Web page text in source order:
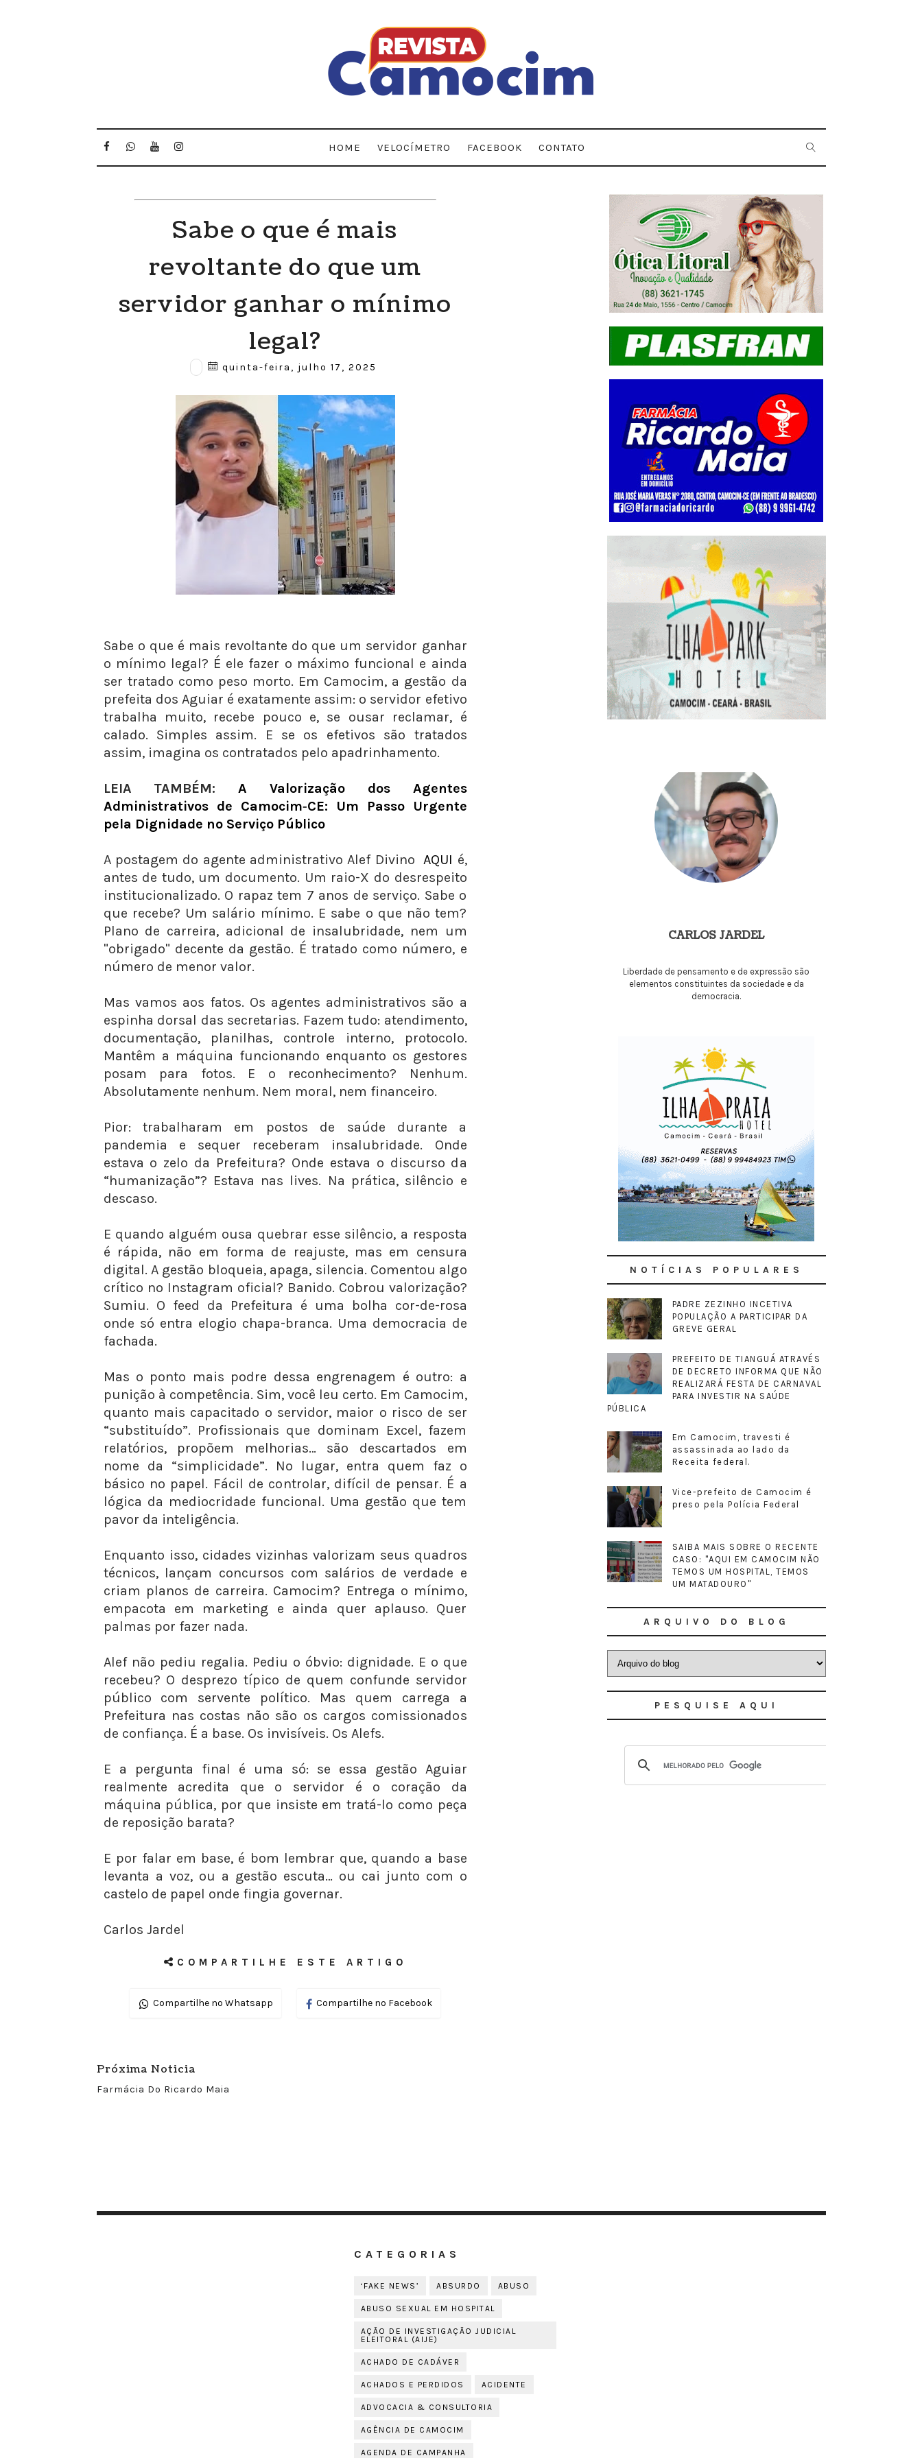
HOME VELOCÍMETRO FACEBOOK CONTATO
Sabe o que é mais
revoltante do que um
servidor ganhar o mínimo
legal?
quinta-feira, julho 17, 2025
Sabe o que é mais revoltante do que um servidor ganhar
o mínimo legal? É ele fazer o máximo funcional e ainda
ser tratado como peso morto. Em Camocim, a gestão da
prefeita dos Aguiar é exatamente assim: o servidor efetivo
trabalha muito, recebe pouco e, se ousar reclamar, é
calado. Simples assim. E se os efetivos são tratados
assim, imagina os contratados pelo apadrinhamento.
LEIA TAMBÉM:A Valorização dos Agentes
Administrativos de Camocim‑CE: Um Passo Urgente
pela Dignidade no Serviço Público
A postagem do agente administrativo Alef DivinoAQUI é,
antes de tudo, um documento. Um raio-X do desrespeito
institucionalizado. O rapaz tem 7 anos de serviço. Sabe o
que recebe? Um salário mínimo. E sabe o que não tem?
Plano de carreira, adicional de insalubridade, nem um
"obrigado" decente da gestão. É tratado como número, e
número de menor valor.
Mas vamos aos fatos. Os agentes administrativos são a
espinha dorsal das secretarias. Fazem tudo: atendimento,
documentação, planilhas, controle interno, protocolo.
Mantêm a máquina funcionando enquanto os gestores
posam para fotos. E o reconhecimento? Nenhum.
Absolutamente nenhum. Nem moral, nem financeiro.
Pior: trabalharam em postos de saúde durante a
pandemia e sequer receberam insalubridade. Onde
estava o zelo da Prefeitura? Onde estava o discurso da
“humanização”? Estava nas lives. Na prática, silêncio e
descaso.
E quando alguém ousa quebrar esse silêncio, a resposta
é rápida, não em forma de reajuste, mas em censura
digital. A gestão bloqueia, apaga, silencia. Comentou algo
crítico no Instagram oficial? Banido. Cobrou valorização?
Sumiu. O feed da Prefeitura é uma bolha cor-de-rosa
onde só entra elogio chapa-branca. Uma democracia de
fachada.
Mas o ponto mais podre dessa engrenagem é outro: a
punição à competência. Sim, você leu certo. Em Camocim,
quanto mais capacitado o servidor, maior o risco de ser
“substituído”. Profissionais que dominam Excel, fazem
relatórios, propõem melhorias… são descartados em
nome da “simplicidade”. No lugar, entra quem faz o
básico no papel. Fácil de controlar, difícil de pensar. É a
lógica da mediocridade funcional. Uma gestão que tem
pavor da inteligência.
Enquanto isso, cidades vizinhas valorizam seus quadros
técnicos, lançam concursos com salários de verdade e
criam planos de carreira. Camocim? Entrega o mínimo,
empacota em marketing e ainda quer aplauso. Quer
palmas por fazer nada.
Alef não pediu regalia. Pediu o óbvio: dignidade. E o que
recebeu? O desprezo típico de quem confunde servidor
público com servente político. Mas quem carrega a
Prefeitura nas costas não são os cargos comissionados
de confiança. É a base. Os invisíveis. Os Alefs.
E a pergunta final é uma só: se essa gestão Aguiar
realmente acredita que o servidor é o coração da
máquina pública, por que insiste em tratá-lo como peça
de reposição barata?
E por falar em base, é bom lembrar que, quando a base
levanta a voz, ou a gestão escuta… ou cai junto com o
castelo de papel onde fingia governar.
Carlos Jardel
COMPARTILHE ESTE ARTIGO
Compartilhe no Whatsapp Compartilhe no Facebook
Próxima Noticia
Farmácia Do Ricardo Maia
CARLOS JARDEL
Liberdade de pensamento e de expressão são
elementos constituintes da sociedade e da
democracia.
NOTÍCIAS POPULARES
PADRE ZEZINHO INCETIVA
POPULAÇÃO A PARTICIPAR DA
GREVE GERAL
PREFEITO DE TIANGUÁ ATRAVÉS
DE DECRETO INFORMA QUE NÃO
REALIZARÁ FESTA DE CARNAVAL
PARA INVESTIR NA SAÚDE
PÚBLICA
Em Camocim, travesti é
assassinada ao lado da
Receita federal.
Vice-prefeito de Camocim é
preso pela Polícia Federal
SAIBA MAIS SOBRE O RECENTE
CASO: "AQUI EM CAMOCIM NÃO
TEMOS UM HOSPITAL, TEMOS
UM MATADOURO"
ARQUIVO DO BLOG
PESQUISE AQUI
CATEGORIAS
‘FAKE NEWS’ ABSURDO ABUSO
ABUSO SEXUAL EM HOSPITAL
AÇÃO DE INVESTIGAÇÃO JUDICIAL
ELEITORAL (AIJE)
ACHADO DE CADÁVER
ACHADOS E PERDIDOS ACIDENTE
ADVOCACIA & CONSULTORIA
AGÊNCIA DE CAMOCIM
AGENDA DE CAMPANHA